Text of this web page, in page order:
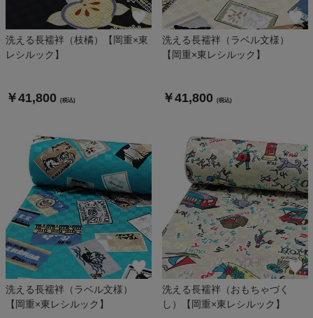
洗える長襦袢（枝橘）【岡重×東
レシルック】
￥41,800 (税込)
洗える長襦袢（ラベル文様）
【岡重×東レシルック】
￥41,800 (税込)
洗える長襦袢（ラベル文様）
【岡重×東レシルック】
洗える長襦袢（おもちゃづく
し）【岡重×東レシルック】